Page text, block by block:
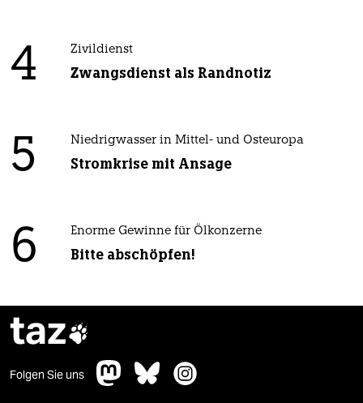
4 Zivildienst
Zwangsdienst als Randnotiz
5 Niedrigwasser in Mittel- und Osteuropa
Stromkrise mit Ansage
6 Enorme Gewinne für Ölkonzerne
Bitte abschöpfen!
taz
Folgen Sie uns